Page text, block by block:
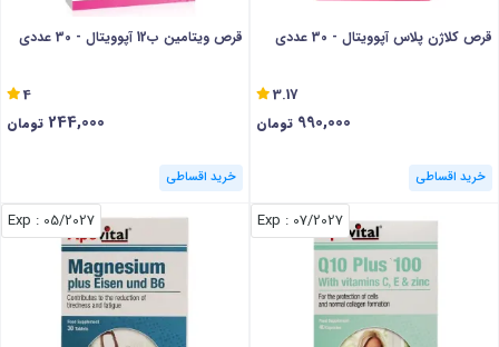
قرص کلاژن پلاس آپوویتال - 30 عددی
3.17
990,000 تومان
خرید اقساطی
قرص ویتامین ب12 آپوویتال - 30 عددی
4
244,000 تومان
خرید اقساطی
07/2027
: Exp
05/2027
: Exp